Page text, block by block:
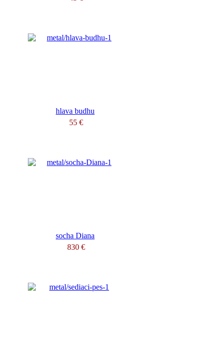
hlava budhu
55 €
socha Diana
830 €